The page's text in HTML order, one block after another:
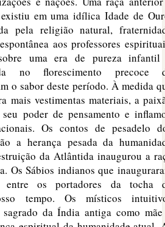
em uma idílica Idade de
pela religião natural,
aos professores
uma era de pureza
no florescimento precoce
o sabor deste período. À medida
mais vestimentas materiais, a
poder de pensamento e
Os contos de pesadelo
a herança pesada da
da Atlântida inaugurou a
Os Sábios indianos que
entre os portadores da tocha
tempo. Os místicos
da Índia antiga como